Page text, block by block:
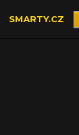
SMARTY.CZ